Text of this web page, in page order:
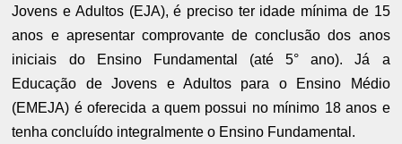
Jovens e Adultos (EJA), é preciso ter idade mínima de 15
anos e apresentar comprovante de conclusão dos anos
iniciais do Ensino Fundamental (até 5° ano). Já a
Educação de Jovens e Adultos para o Ensino Médio
(EMEJA) é oferecida a quem possui no mínimo 18 anos e
tenha concluído integralmente o Ensino Fundamental.